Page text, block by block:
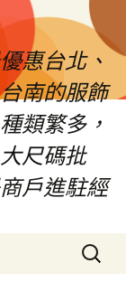
惠台北、
南的服飾
類繁多，
尺碼批
戶進駐經
搜
尋